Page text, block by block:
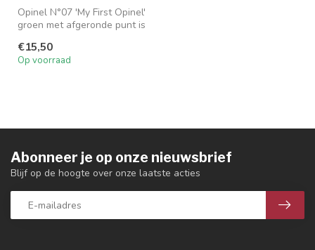
Opinel N°07 'My First Opinel'
groen met afgeronde punt is
€15,50
Op voorraad
Abonneer je op onze nieuwsbrief
Blijf op de hoogte over onze laatste acties